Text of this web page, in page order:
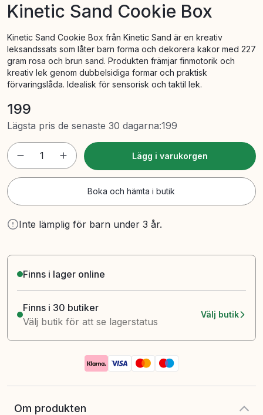
Kinetic Sand Cookie Box
Kinetic Sand Cookie Box från Kinetic Sand är en kreativ
leksandssats som låter barn forma och dekorera kakor med 227
gram rosa och brun sand. Produkten främjar finmotorik och
kreativ lek genom dubbelsidiga formar och praktisk
förvaringslåda. Idealisk för sensorisk och taktil lek.
199
Lägsta pris de senaste 30 dagarna:199
1 Lägg i varukorgen
Boka och hämta i butik
Inte lämplig för barn under 3 år.
Finns i lager online
Finns i 30 butiker
Välj butik för att se lagerstatus
Välj butik
Om produkten